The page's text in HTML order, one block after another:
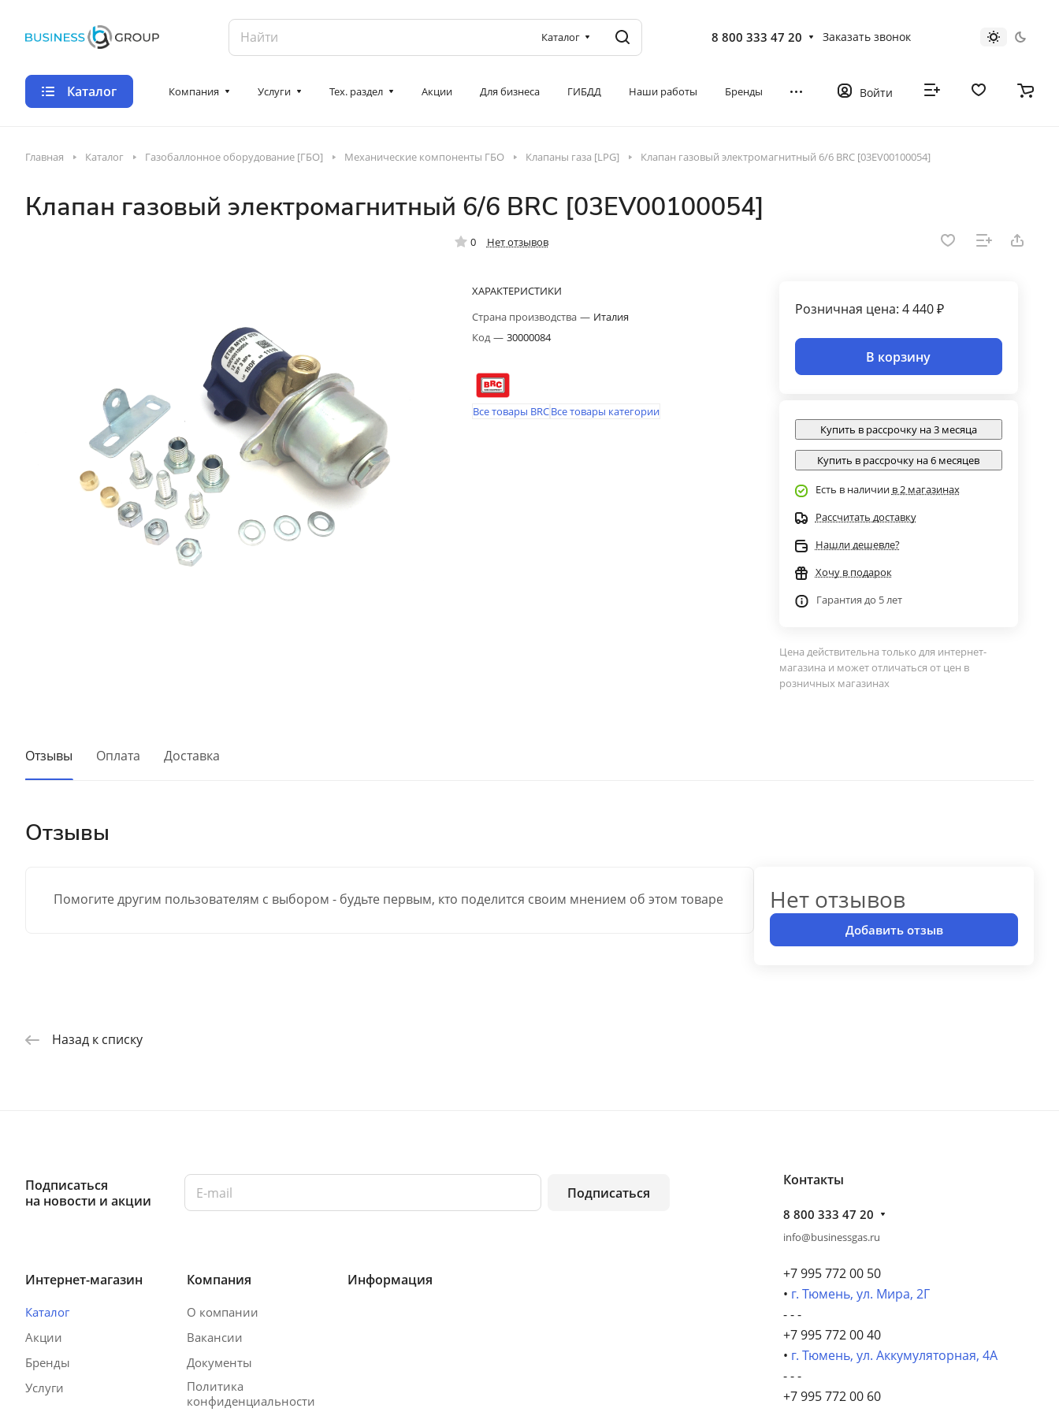
Каталог 8 800 333 47 20 Заказать звонок
Каталог Компания Услуги Тех. раздел Акции Для бизнеса ГИБДД Наши работы Бренды Войти
Главная Каталог Газобаллонное оборудование [ГБО] Механические компоненты ГБО Клапаны газа [LPG] Клапан газовый электромагнитный 6/6 BRC [03EV00100054]
Клапан газовый электромагнитный 6/6 BRC [03EV00100054]
0 Нет отзывов
ХАРАКТЕРИСТИКИ
Страна производства — Италия
Код— 30000084
Все товары BRCВсе товары категории
Розничная цена: 4 440 ₽
В корзину
Купить в рассрочку на 3 месяца
Купить в рассрочку на 6 месяцев
Есть в наличии в 2 магазинах
Рассчитать доставку
Нашли дешевле?
Хочу в подарок
Гарантия до 5 лет
Цена действительна только для интернет-
магазина и может отличаться от цен в
розничных магазинах
Отзывы Оплата Доставка
Отзывы
Помогите другим пользователям с выбором - будьте первым, кто поделится своим мнением об этом товаре Нет отзывов
Добавить отзыв
Назад к списку
Подписаться
на новости и акции
Подписаться
Интернет-магазин
Каталог
Акции
Бренды
Услуги
Компания
О компании
Вакансии
Документы
Политика
конфиденциальности
Информация
Контакты
8 800 333 47 20
info@businessgas.ru
+7 995 772 00 50
• г. Тюмень, ул. Мира, 2Г
- - -
+7 995 772 00 40
• г. Тюмень, ул. Аккумуляторная, 4А
- - -
+7 995 772 00 60